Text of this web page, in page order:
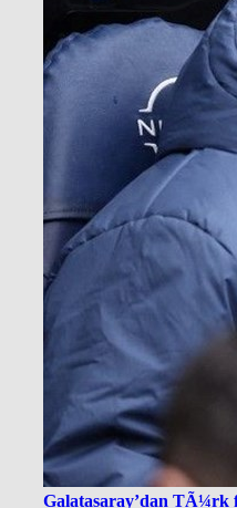
Galatasaray’dan TÃ¼rk